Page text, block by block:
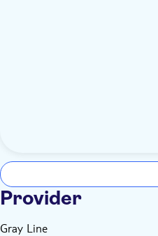
Provider
Gray Line